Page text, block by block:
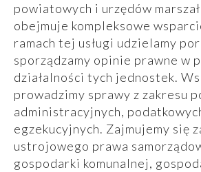
powiatowych i urzędów
obejmuje kompleksowe
ramach tej usługi udzielamy
sporządzamy opinie prawne w
działalności tych jednostek.
prowadzimy sprawy z zakresu
administracyjnych,
egzekucyjnych. Zajmujemy się
ustrojowego prawa
gospodarki komunalnej,